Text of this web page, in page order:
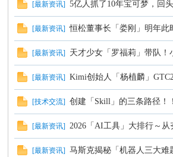
[最新资讯] 5亿人抓了10年宝可梦，回
[最新资讯] 恒松董事长「娄刚」明年
[最新资讯] 天才少女「罗福莉」带队
[最新资讯] Kimi创始人「杨植麟」
[技术交流] 创建「Skill」的三条路径！！
[最新资讯] 2026「AI工具」大排行～从
[最新资讯] 马斯克揭秘「机器人三大难